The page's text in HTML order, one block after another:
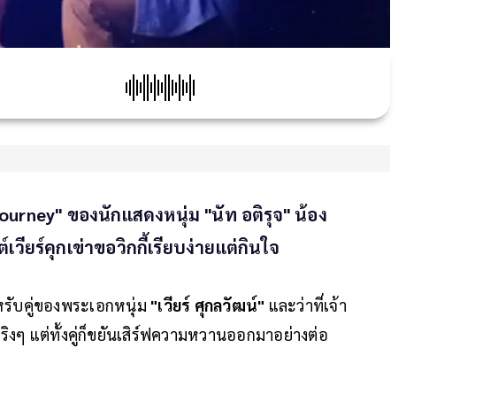
ของนักแสดงหนุ่ม "นัท อติรุจ" น้อง
ยร์คุกเข่าขอวิกกี้เรียบง่ายแต่กินใจ
บคู่ของพระเอกหนุ่ม "เวียร์ ศุกลวัฒน์" และว่าที่เจ้า
ๆ แต่ทั้งคู่ก็ขยันเสิร์ฟความหวานออกมาอย่างต่อ